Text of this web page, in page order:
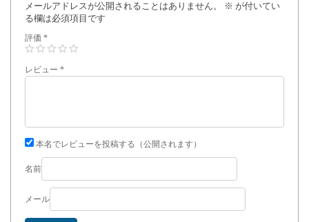
メールアドレスが公開されることはありません。
※ が付いてい
る欄は必須項目です
評価 *
レビュー *
本名でレビューを投稿する（公開されます）
名前
メール